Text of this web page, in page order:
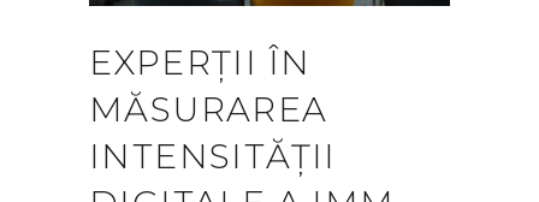
EXPERȚII ÎN
MĂSURAREA
INTENSITĂȚII